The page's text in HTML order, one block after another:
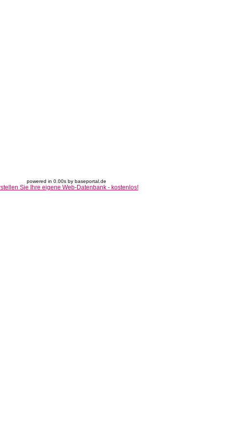
powered in 0.00s by baseportal.de
Sie Ihre eigene Web-Datenbank - kostenlos!